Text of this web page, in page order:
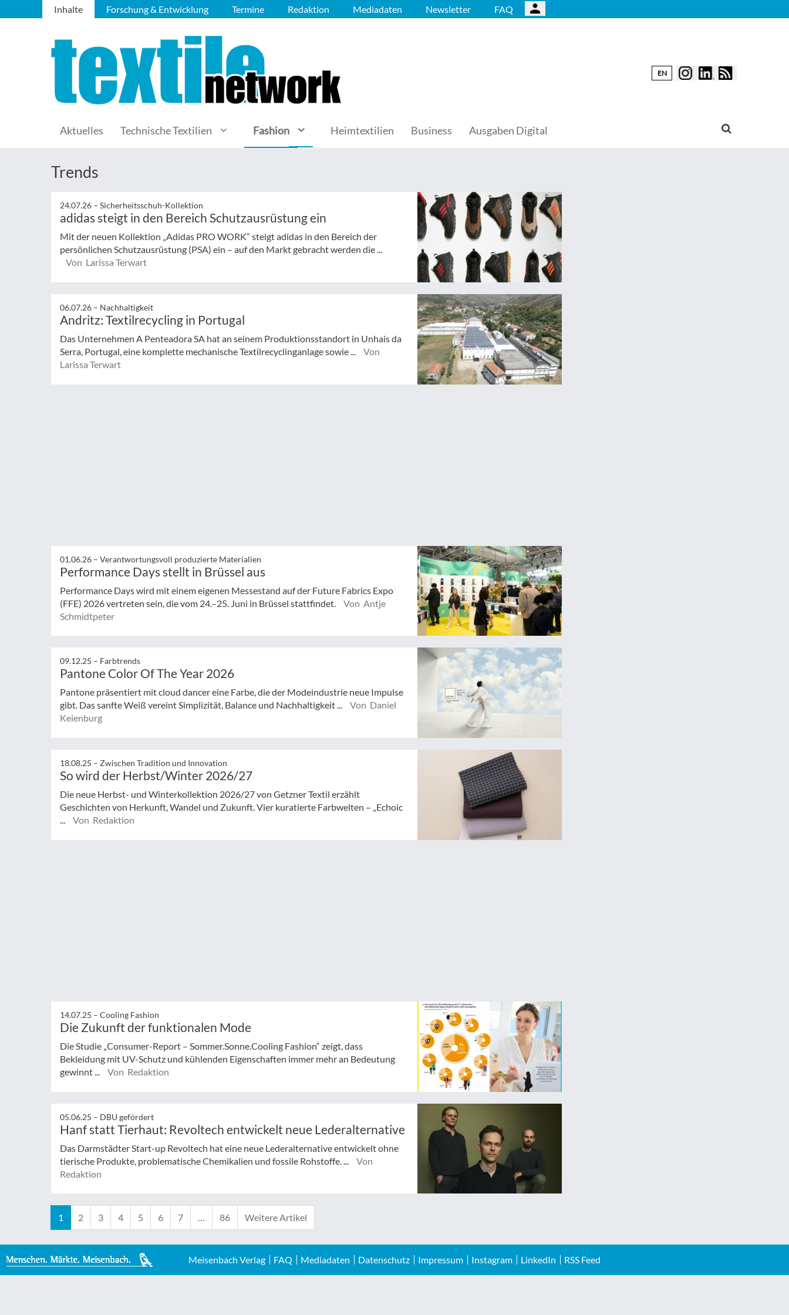
Inhalte Forschung & Entwicklung Termine Redaktion Mediadaten Newsletter FAQ
EN
Aktuelles Technische Textilien Fashion Heimtextilien Business Ausgaben Digital
Trends
24.07.26 – Sicherheitsschuh-Kollektion
adidas steigt in den Bereich Schutzausrüstung ein
Mit der neuen Kollektion „Adidas PRO WORK“ steigt adidas in den Bereich der
persönlichen Schutzausrüstung (PSA) ein – auf den Markt gebracht werden die ...
Von Larissa Terwart
06.07.26 – Nachhaltigkeit
Andritz: Textilrecycling in Portugal
Das Unternehmen A Penteadora SA hat an seinem Produktionsstandort in Unhais da
Serra, Portugal, eine komplette mechanische Textilrecyclinganlage sowie ...
Von
Larissa Terwart
01.06.26 – Verantwortungsvoll produzierte Materialien
Performance Days stellt in Brüssel aus
Performance Days wird mit einem eigenen Messestand auf der Future Fabrics Expo
(FFE) 2026 vertreten sein, die vom 24.–25. Juni in Brüssel stattfindet.
Von Antje
Schmidtpeter
09.12.25 – Farbtrends
Pantone Color Of The Year 2026
Pantone präsentiert mit cloud dancer eine Farbe, die der Modeindustrie neue Impulse
gibt. Das sanfte Weiß vereint Simplizität, Balance und Nachhaltigkeit ...
Von Daniel
Keienburg
18.08.25 – Zwischen Tradition und Innovation
So wird der Herbst/Winter 2026/27
Die neue Herbst- und Winterkollektion 2026/27 von Getzner Textil erzählt
Geschichten von Herkunft, Wandel und Zukunft. Vier kuratierte Farbwelten – „Echoic
...
Von Redaktion
14.07.25 – Cooling Fashion
Die Zukunft der funktionalen Mode
Die Studie „Consumer-Report – Sommer.Sonne.Cooling Fashion“ zeigt, dass
Bekleidung mit UV-Schutz und kühlenden Eigenschaften immer mehr an Bedeutung
gewinnt ...
Von Redaktion
05.06.25 – DBU gefördert
Hanf statt Tierhaut: Revoltech entwickelt neue Lederalternative
Das Darmstädter Start-up Revoltech hat eine neue Lederalternative entwickelt ohne
tierische Produkte, problematische Chemikalien und fossile Rohstoffe. ...
Von
Redaktion
1 2 3 4 5 6 7 … 86 Weitere Artikel
Meisenbach Verlag FAQ Mediadaten Datenschutz Impressum Instagram LinkedIn RSS Feed